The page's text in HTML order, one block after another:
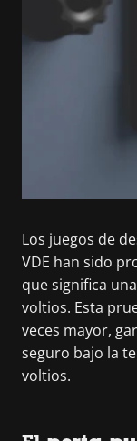
Los juegos de
VDE han sido
que significa
voltios. Esta
veces mayor,
seguro bajo la
voltios.